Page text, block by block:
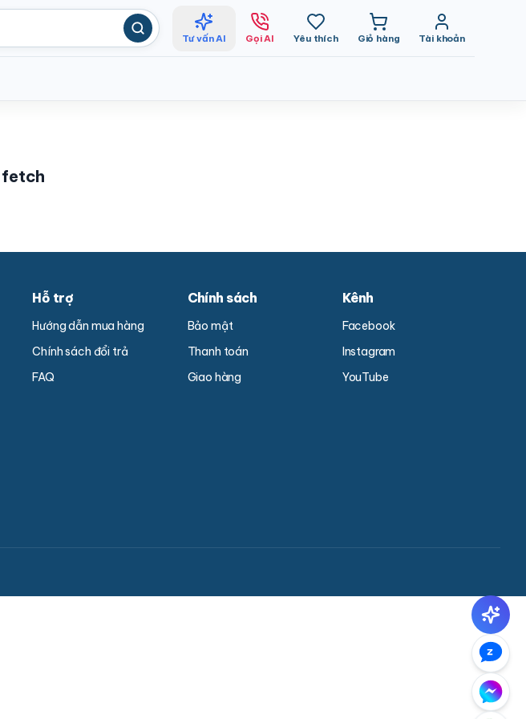
Tư vấn AI Gọi AI Yêu thích Giỏ hàng Tài khoản
fetch
Hỗ trợ
Hướng dẫn mua hàng
Chính sách đổi trả
FAQ
Chính sách
Bảo mật
Thanh toán
Giao hàng
Kênh
Facebook
Instagram
YouTube